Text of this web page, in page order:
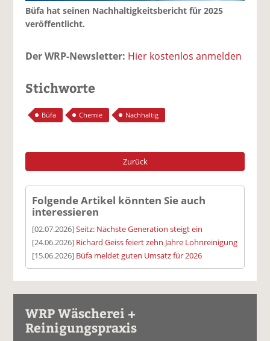
Büfa hat seinen Nachhaltigkeitsbericht für 2025
veröffentlicht.
Der WRP-Newsletter: Hier kostenlos anmelden
Stichworte
Büfa Chemie Nachhaltig
Zurück
Folgende Artikel könnten Sie auch
interessieren
[02.07.2026]Seitz: Nächste Generation steigt ein
[24.06.2026] Richard Geiss feiert zehn Jahre Lohnreinigung
[15.06.2026] Büfa meldet guten Umsatz für 2026
WRP Wäscherei +
Reinigungspraxis